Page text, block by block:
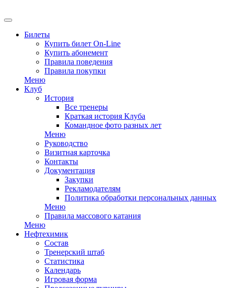
Билеты
Купить билет On-Line
Купить абонемент
Правила поведения
Правила покупки
Меню
Клуб
История
Все тренеры
Краткая история Клуба
Командное фото разных лет
Меню
Руководство
Визитная карточка
Контакты
Документация
Закупки
Рекламодателям
Политика обработки персональных данных
Меню
Правила массового катания
Меню
Нефтехимик
Состав
Тренерский штаб
Статистика
Календарь
Игровая форма